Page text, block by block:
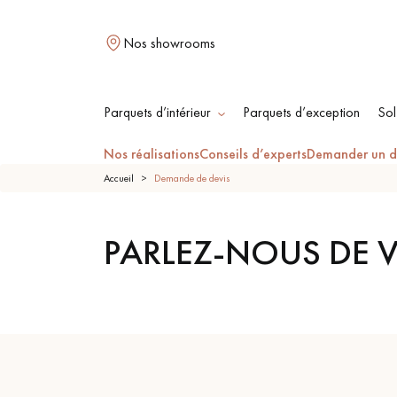
Nos showrooms
Parquets d’intérieur Parquets d’exception
Nos réalisationsConseils d’expertsDemander un
PARQUET MASSIF
PARQUET
Accueil Demande de devis
PARLEZ-NOUS DE